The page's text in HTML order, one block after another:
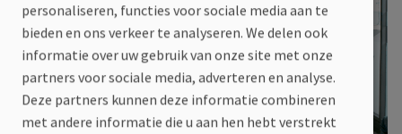
personaliseren, functies voor sociale media aan te
bieden en ons verkeer te analyseren. We delen ook
informatie over uw gebruik van onze site met onze
partners voor sociale media, adverteren en analyse.
Deze partners kunnen deze informatie combineren
met andere informatie die u aan hen hebt verstrekt